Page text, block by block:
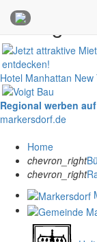
Anzeigen
Hotel Manhattan New
Regional werben
markersdorf.de
Home
chevron_right
chevron_right